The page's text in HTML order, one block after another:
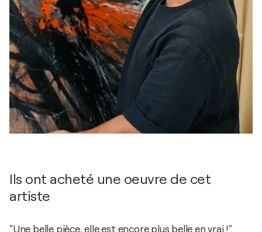
Ils ont acheté une oeuvre de cet
artiste
"Une belle pièce, elle est encore plus belle en vrai !"